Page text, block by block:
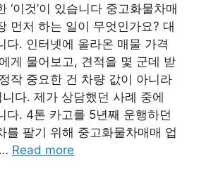
‘이것’이 있습니다 중고화물차매
먼저 하는 일이 무엇인가요? 대
다. 인터넷에 올라온 매물 가격
게 물어보고, 견적을 몇 군데 받
작 중요한 건 차량 값이 아니라
니다. 제가 상담했던 사례 중에
다. 4톤 카고를 5년째 운행하던
를 팔기 위해 중고화물차매매 업
Read more